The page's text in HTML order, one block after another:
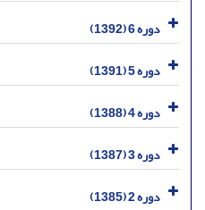
دوره 6 (1392)
دوره 5 (1391)
دوره 4 (1388)
دوره 3 (1387)
دوره 2 (1385)